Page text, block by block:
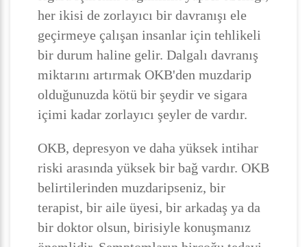
her ikisi de zorlayıcı bir davranışı ele
geçirmeye çalışan insanlar için tehlikeli
bir durum haline gelir. Dalgalı davranış
miktarını artırmak OKB'den muzdarip
olduğunuzda kötü bir şeydir ve sigara
içimi kadar zorlayıcı şeyler de vardır.
OKB, depresyon ve daha yüksek intihar
riski arasında yüksek bir bağ vardır. OKB
belirtilerinden muzdaripseniz, bir
terapist, bir aile üyesi, bir arkadaş ya da
bir doktor olsun, birisiyle konuşmanız